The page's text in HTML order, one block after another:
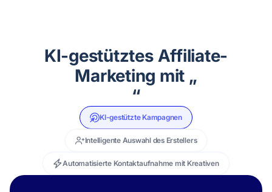
KI-gestütztes Affiliate-
Marketing mit „
“
KI-gestützte Kampagnen
Intelligente Auswahl des Erstellers
Automatisierte Kontaktaufnahme mit Kreativen